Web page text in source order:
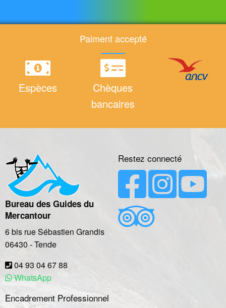
Paiment accepté
Espèces
Chèques
bancaires
Bureau des Guides du
Mercantour
6 bis rue Sébastien Grandis
06430-Tende
04 93 04 67 88
WhatsApp
Restez connecté
Encadrement Professionnel